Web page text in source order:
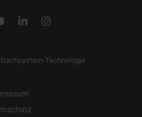
Technologie